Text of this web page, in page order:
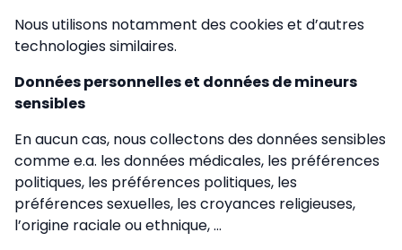
Nous utilisons notamment des cookies et d’autres
technologies similaires.
Données personnelles et données de mineurs
sensibles
En aucun cas, nous collectons des données sensibles
comme e.a. les données médicales, les préférences
politiques, les préférences politiques, les
préférences sexuelles, les croyances religieuses,
l’origine raciale ou ethnique, ...